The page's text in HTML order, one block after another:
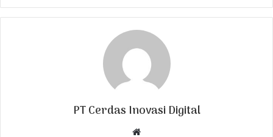
PT Cerdas Inovasi Digital